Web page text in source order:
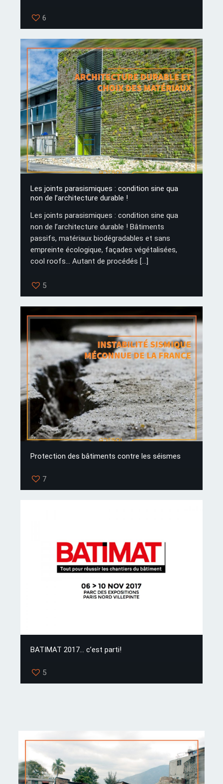
6
Les joints parasismiques : condition sine qua
non de l’architecture durable !
Les joints parasismiques : condition sine qua
non de l’architecture durable ! Bâtiments
passifs, matériaux biodégradables et sans
empreinte écologique, façades végétalisées,
cool roofs… Autant de procédés […]
5
Protection des bâtiments contre les séismes
7
BATIMAT 2017… c’est parti!
5